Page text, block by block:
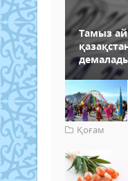
Тамыз
Қоғам